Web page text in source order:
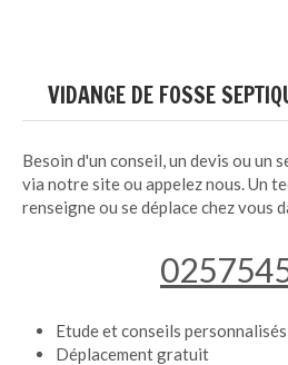
VIDANGE DE FOSSE
Besoin d'un conseil, un devis ou un
via notre site ou appelez nous. Un
renseigne ou se déplace chez vous
Etude et conseils personnalisés
Déplacement gratuit